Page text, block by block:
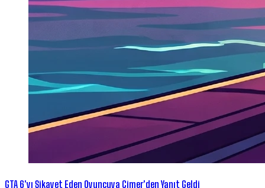
GTA 6'yı Şikayet Eden Oyuncuya Cimer'den Yanıt Geldi